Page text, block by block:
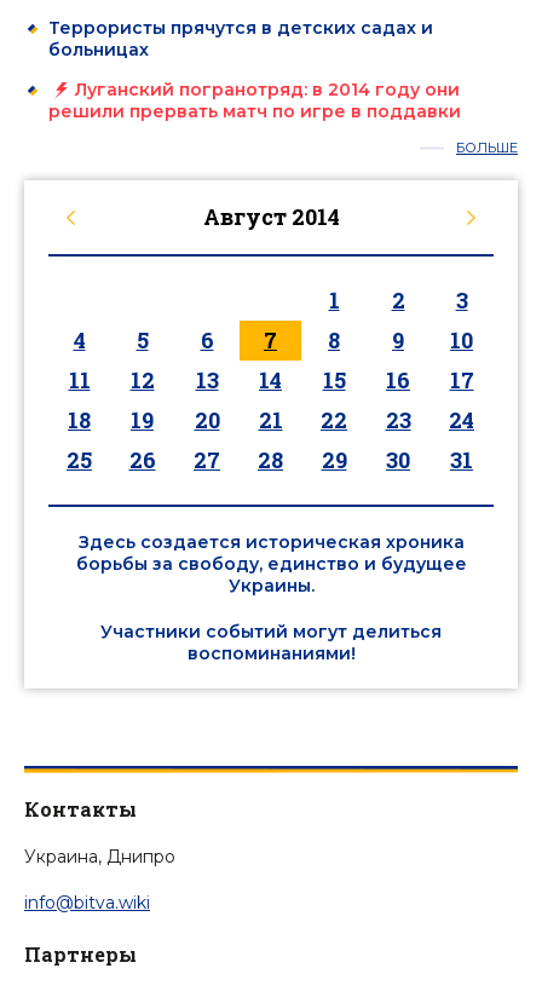
Террористы прячутся в детских садах и
больницах
Луганский погранотряд: в 2014 году они
решили прервать матч по игре в поддавки
БОЛЬШЕ
Август 2014
1 2
3
4
5 6 7 8 9
10
11
12 13 14 15 16
17
18
19 20 21 22 23
24
25
26 27 28 29 30 31
Здесь создается историческая хроника
борьбы за свободу, единство и будущее
Украины.
Участники событий могут делиться
воспоминаниями!
Контакты
Украина, Днипро
info@bitva.wiki
Партнеры